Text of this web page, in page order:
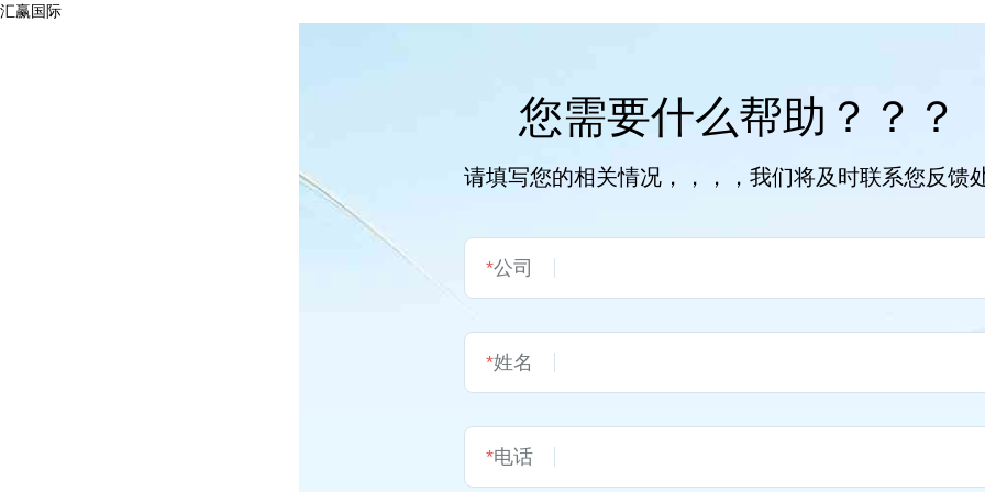
汇赢国际
您需要什么帮助？？？
请填写您的相关情况，，，，我们将及时联系您反馈
*公司
*姓名
*电话